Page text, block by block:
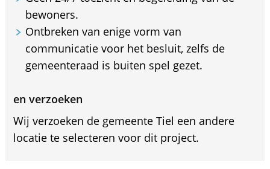
bewoners.
Ontbreken van enige vorm van
communicatie voor het besluit, zelfs de
gemeenteraad is buiten spel gezet.
en verzoeken
Wij verzoeken de gemeente Tiel een andere
locatie te selecteren voor dit project.